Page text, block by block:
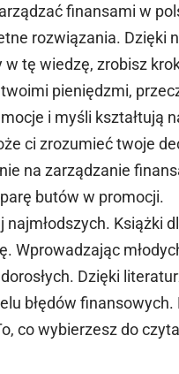
finansami w
rozwiązania. Dzięki
tę wiedzę, zrobisz
pieniędzmi,
i myśli kształtują
ci zrozumieć twoje
na zarządzanie
butów w promocji.
Książki
Wprowadzając
Dzięki
błędów
co wybierzesz do